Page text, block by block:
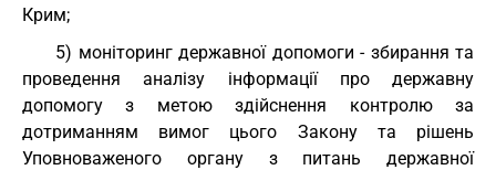
Крим;
5) моніторинг державної допомоги - збирання та
проведення аналізу інформації про державну
допомогу з метою здійснення контролю за
дотриманням вимог цього Закону та рішень
Уповноваженого органу з питань державної